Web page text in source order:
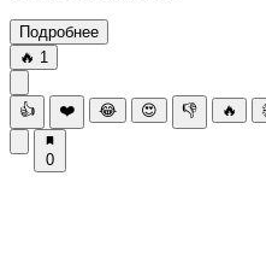
Подробнее
🔥 1
👍 ❤️ 😂 😍 👎 🔥
0